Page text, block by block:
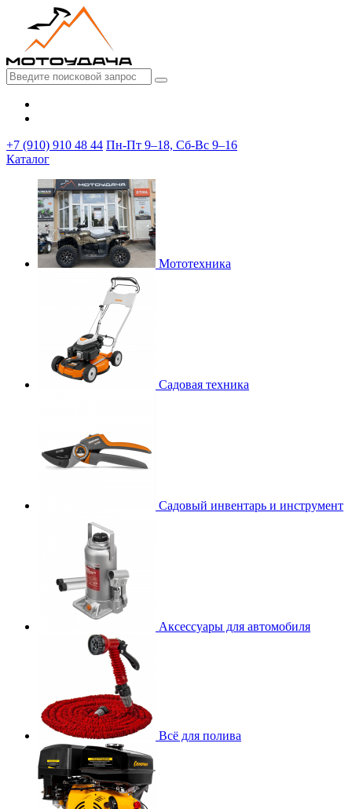
+7 (910) 910 48 44 Пн-Пт 9–18, Сб-Вс 9–16
Каталог
Мототехника
Садовая техника
Садовый инвентарь и инструмент
Аксессуары для автомобиля
Всё для полива